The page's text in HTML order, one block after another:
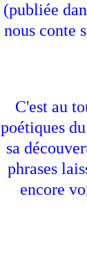
(publiée
nous conte
C'est au
poétiques
sa
phrases
encore